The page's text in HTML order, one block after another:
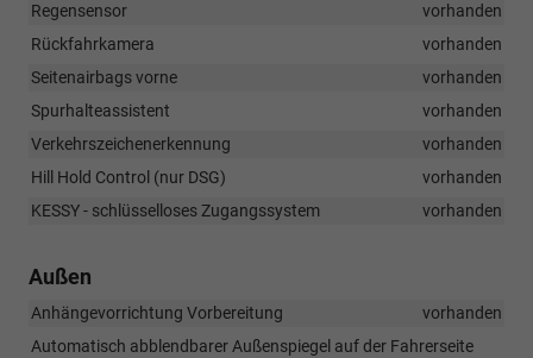
Regensensor
vorhanden
Rückfahrkamera
vorhanden
Seitenairbags vorne
vorhanden
Spurhalteassistent
vorhanden
Verkehrszeichenerkennung
vorhanden
Hill Hold Control (nur DSG)
vorhanden
KESSY - schlüsselloses Zugangssystem
vorhanden
Außen
Anhängevorrichtung Vorbereitung
vorhanden
Automatisch abblendbarer Außenspiegel auf der Fahrerseite